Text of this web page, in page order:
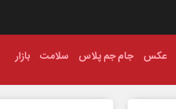
عکس جام جم پلاس سلامت بازار